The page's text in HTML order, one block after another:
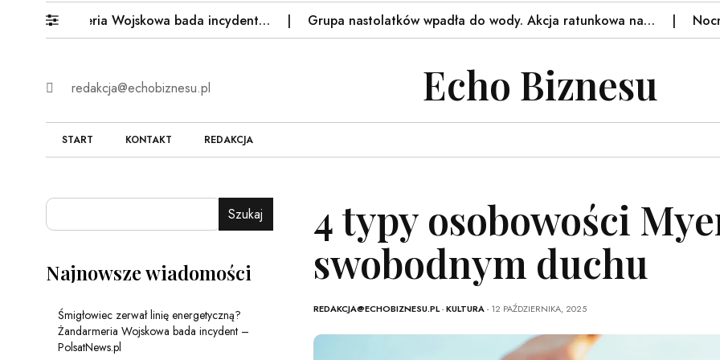
Wojskowa bada incydent… Grupa nastolatków wpadła do wody. Akcja ratunkowa na… Nocna akcja
redakcja@echobiznesu.pl Echo Biznesu
START KONTAKT REDAKCJA
4 typy osobowości
swobodnym duchu
REDAKCJA@ECHOBIZNESU.PL-KULTURA - 12 PAŹDZIERNIKA, 2025
Szukaj
Najnowsze wiadomości
Śmigłowiec zerwał linię energetyczną?
Żandarmeria Wojskowa bada incydent –
PolsatNews.pl